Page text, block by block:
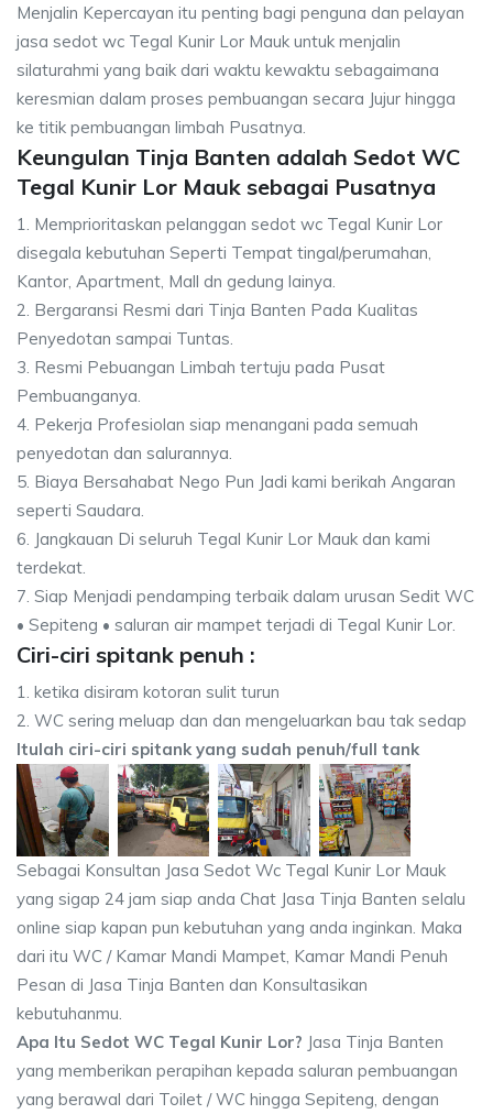
Menjalin Kepercayan itu penting bagi penguna dan pelayan
jasa sedot wc Tegal Kunir Lor Mauk untuk menjalin
silaturahmi yang baik dari waktu kewaktu sebagaimana
keresmian dalam proses pembuangan secara Jujur hingga
ke titik pembuangan limbah Pusatnya.
Keungulan Tinja Banten adalah Sedot WC
Tegal Kunir Lor Mauk sebagai Pusatnya
1. Memprioritaskan pelanggan sedot wc Tegal Kunir Lor
disegala kebutuhan Seperti Tempat tingal/perumahan,
Kantor, Apartment, Mall dn gedung lainya.
2. Bergaransi Resmi dari Tinja Banten Pada Kualitas
Penyedotan sampai Tuntas.
3. Resmi Pebuangan Limbah tertuju pada Pusat
Pembuanganya.
4. Pekerja Profesiolan siap menangani pada semuah
penyedotan dan salurannya.
5. Biaya Bersahabat Nego Pun Jadi kami berikah Angaran
seperti Saudara.
6. Jangkauan Di seluruh Tegal Kunir Lor Mauk dan kami
terdekat.
7. Siap Menjadi pendamping terbaik dalam urusan Sedit WC
• Sepiteng • saluran air mampet terjadi di Tegal Kunir Lor.
Ciri-ciri spitank penuh :
1. ketika disiram kotoran sulit turun
2. WC sering meluap dan dan mengeluarkan bau tak sedap
Itulah ciri-ciri spitank yang sudah penuh/full tank
Sebagai Konsultan Jasa Sedot Wc Tegal Kunir Lor Mauk
yang sigap 24 jam siap anda Chat Jasa Tinja Banten selalu
online siap kapan pun kebutuhan yang anda inginkan. Maka
dari itu WC / Kamar Mandi Mampet, Kamar Mandi Penuh
Pesan di Jasa Tinja Banten dan Konsultasikan
kebutuhanmu.
Apa Itu Sedot WC Tegal Kunir Lor? Jasa Tinja Banten
yang memberikan perapihan kepada saluran pembuangan
yang berawal dari Toilet / WC hingga Sepiteng, dengan